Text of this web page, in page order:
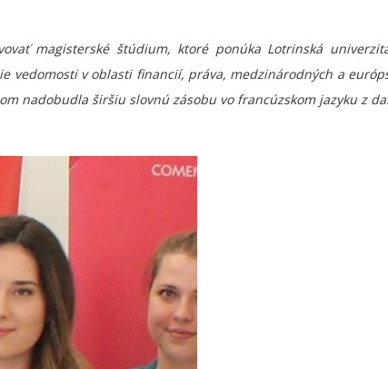
magisterské štúdium, ktoré ponúka Lotrinská
vedomosti v oblasti financií, práva, medzinárodných a
nadobudla širšiu slovnú zásobu vo francúzskom jazyku z